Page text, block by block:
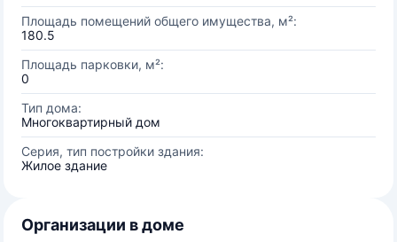
Площадь помещений общего имущества, м²:
180.5
Площадь парковки, м²:
0
Тип дома:
Многоквартирный дом
Серия, тип постройки здания:
Жилое здание
Организации в доме